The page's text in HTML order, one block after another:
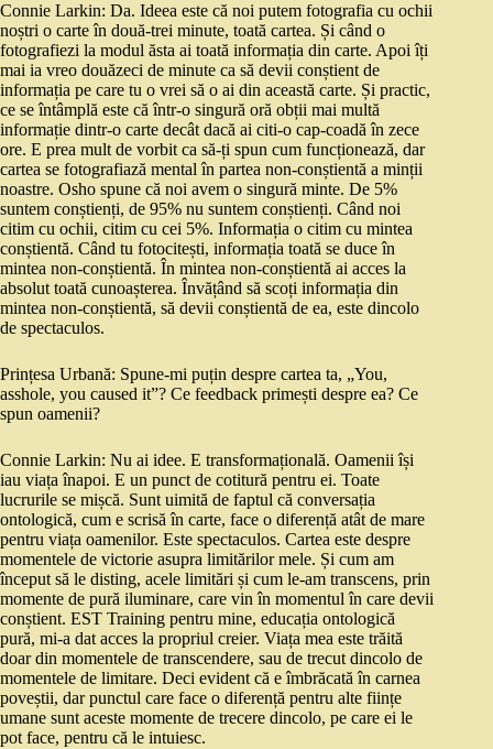
Connie Larkin: Da. Ideea este că noi putem fotografia cu ochii
noștri o carte în două-trei minute, toată cartea. Și când o
fotografiezi la modul ăsta ai toată informația din carte. Apoi îți
mai ia vreo douăzeci de minute ca să devii conștient de
informația pe care tu o vrei să o ai din această carte. Și practic,
ce se întâmplă este că într-o singură oră obții mai multă
informație dintr-o carte decât dacă ai citi-o cap-coadă în zece
ore. E prea mult de vorbit ca să-ți spun cum funcționează, dar
cartea se fotografiază mental în partea non-conștientă a minții
noastre. Osho spune că noi avem o singură minte. De 5%
suntem conștienți, de 95% nu suntem conștienți. Când noi
citim cu ochii, citim cu cei 5%. Informația o citim cu mintea
conștientă. Când tu fotocitești, informația toată se duce în
mintea non-conștientă. În mintea non-conștientă ai acces la
absolut toată cunoașterea. Învățând să scoți informația din
mintea non-conștientă, să devii conștientă de ea, este dincolo
de spectaculos.
Prințesa Urbană: Spune-mi puțin despre cartea ta, „You,
asshole, you caused it”? Ce feedback primești despre ea? Ce
spun oamenii?
Connie Larkin: Nu ai idee. E transformațională. Oamenii își
iau viața înapoi. E un punct de cotitură pentru ei. Toate
lucrurile se mișcă. Sunt uimită de faptul că conversația
ontologică, cum e scrisă în carte, face o diferență atât de mare
pentru viața oamenilor. Este spectaculos. Cartea este despre
momentele de victorie asupra limitărilor mele. Și cum am
început să le disting, acele limitări și cum le-am transcens, prin
momente de pură iluminare, care vin în momentul în care devii
conștient. EST Training pentru mine, educația ontologică
pură, mi-a dat acces la propriul creier. Viața mea este trăită
doar din momentele de transcendere, sau de trecut dincolo de
momentele de limitare. Deci evident că e îmbrăcată în carnea
poveștii, dar punctul care face o diferență pentru alte ființe
umane sunt aceste momente de trecere dincolo, pe care ei le
pot face, pentru că le intuiesc.